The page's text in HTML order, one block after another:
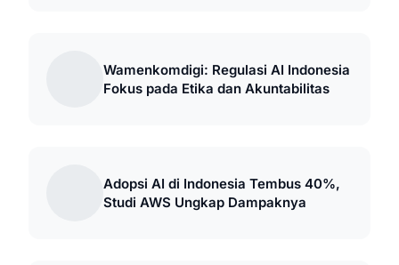
Wamenkomdigi: Regulasi AI Indonesia
Fokus pada Etika dan Akuntabilitas
Adopsi AI di Indonesia Tembus 40%,
Studi AWS Ungkap Dampaknya